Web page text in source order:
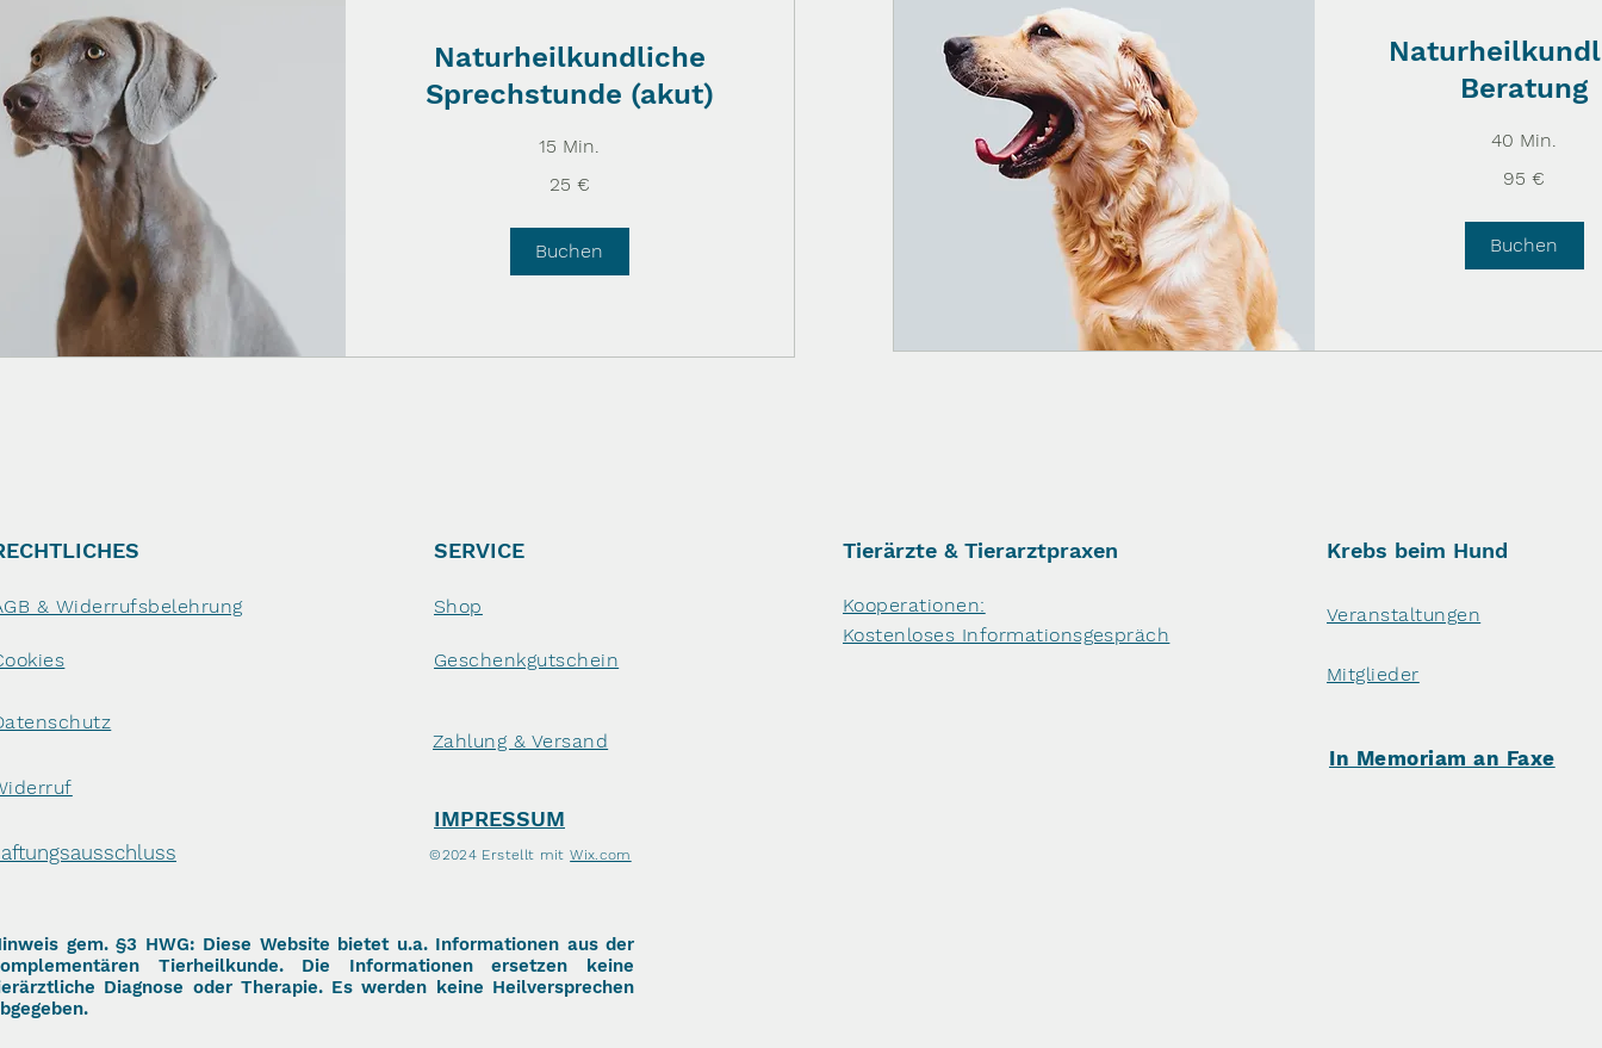
Naturheilkundliche
Sprechstunde (akut)
15 Min.
25 €
Buchen
Beratung
40 Min.
95 €
Buchen
& Widerrufsbelehrung
SERVICE
Shop
Geschenkgutschein
Zahlung & Versand
Tierärzte & Tierarztpraxen
Kooperationen:
Kostenloses Informationsgespräch
Krebs beim Hund
Veranstaltungen
Mitglieder
In Memoriam an Faxe
IMPRESSUM
©2024 Erstellt mitWix.com
gem. §3 HWG: Diese Website bietet u.a. Informationen aus der
Tierheilkunde. Die Informationen ersetzen keine
Diagnose oder Therapie. Es werden keine Heilversprechen